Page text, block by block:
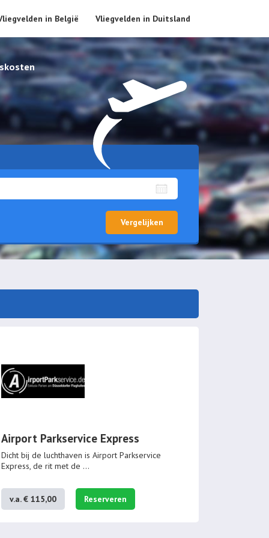
in België Vliegvelden in Duitsland
Vergelijken
Airport Parkservice Express
Dicht bij de luchthaven is Airport Parkservice
Express, de rit met de ...
v.a. € 115,00 Reserveren